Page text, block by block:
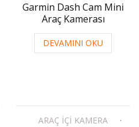
Garmin Dash Cam Mini
Araç Kamerası
DEVAMINI OKU
ARAÇ İÇI KAMERA